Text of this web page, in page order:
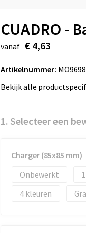
CUADRO -
vanaf € 4,63
Artikelnummer:
Bekijk alle
1. Selecteer een
Charger (85x85 mm)
Onbewerkt
1
4